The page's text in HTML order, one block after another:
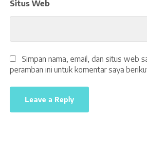
Situs Web
Simpan nama, email, dan situs web
peramban ini untuk komentar saya